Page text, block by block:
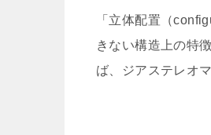
「立体配置（
きない構造上の特
ば、ジアステレオ